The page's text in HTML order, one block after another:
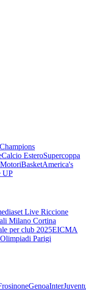
Champions
Calcio EsteroSupercoppa
BasketAmerica's
UP
Live Riccione
Milano Cortina
per club 2025EICMA
Olimpiadi Parigi
GenoaInter